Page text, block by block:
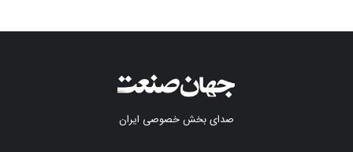
صدای بخش خصوصی ایران